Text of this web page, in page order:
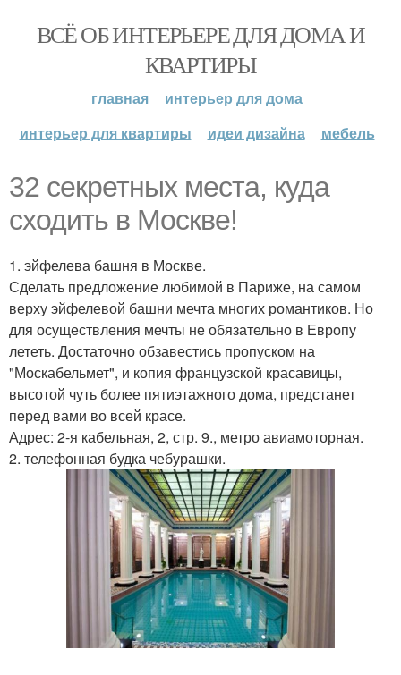
ВСЁ ОБ ИНТЕРЬЕРЕ ДЛЯ ДОМА И
КВАРТИРЫ
главная
интерьер для дома
интерьер для квартиры
идеи дизайна мебель
32 секретных места, куда
сходить в Москве!
1. эйфелева башня в Москве.
Сделать предложение любимой в Париже, на самом
верху эйфелевой башни мечта многих романтиков. Но
для осуществления мечты не обязательно в Европу
лететь. Достаточно обзавестись пропуском на
"Москабельмет", и копия французской красавицы,
высотой чуть более пятиэтажного дома, предстанет
перед вами во всей красе.
Адрес: 2-я кабельная, 2, стр. 9., метро авиамоторная.
2. телефонная будка чебурашки.